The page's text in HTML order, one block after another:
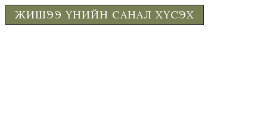
ЖИШЭЭ ҮНИЙН САНАЛ ХҮСЭХ